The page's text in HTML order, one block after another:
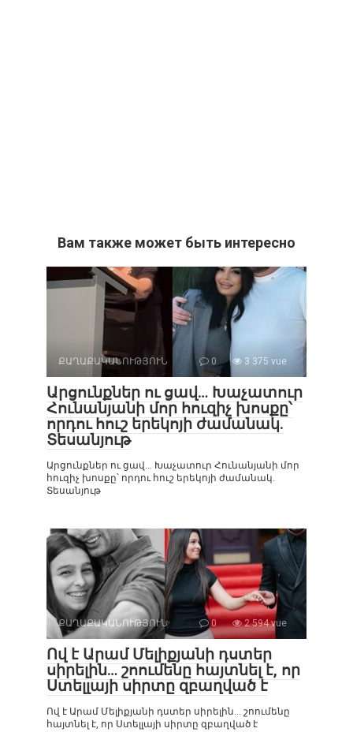
Вам также может быть интересно
ՔԱՂԱՔԱԿԱՆՈՒԹՅՈՒՆ 0 3 375 vue
Արցունքներ ու ցավ… Խաչատուր
Հունանյանի մոր հուզիչ խոսքը՝
որդու հուշ երեկոյի ժամանակ.
Տեսանյութ
Արցունքներ ու ցավ… Խաչատուր Հունանյանի մոր
հուզիչ խոսքը՝ որդու հուշ երեկոյի ժամանակ.
Տեսանյութ
ՔԱՂԱՔԱԿԱՆՈՒԹՅՈՒՆ 0 2 594 vue
Ով է Արամ Մելիքյանի դստեր
սիրելին… շոումենը հայտնել է, որ
Ստելլայի սիրտը զբաղված է
Ով է Արամ Մելիքյանի դստեր սիրելին… շոումենը
հայտնել է, որ Ստելլայի սիրտը զբաղված է